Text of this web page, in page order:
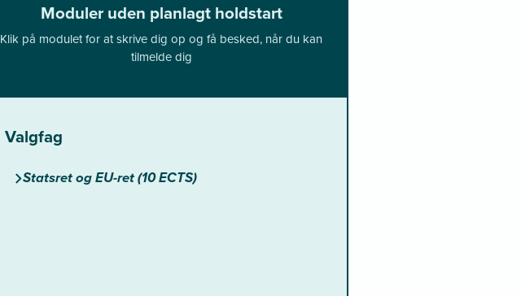
Moduler uden planlagt holdstart
Klik på modulet for at skrive dig op og få besked, når du kan
tilmelde dig
Valgfag
Statsret og EU-ret (10 ECTS)